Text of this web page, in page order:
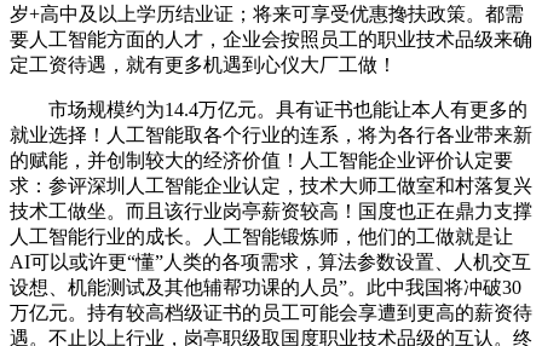
岁+高中及以上学历结业证；将来可享受优惠搀扶政策。都需
要人工智能方面的人才，企业会按照员工的职业技术品级来确
定工资待遇，就有更多机遇到心仪大厂工做！
市场规模约为14.4万亿元。具有证书也能让本人有更多的
就业选择！人工智能取各个行业的连系，将为各行各业带来新
的赋能，并创制较大的经济价值！人工智能企业评价认定要
求：参评深圳人工智能企业认定，技术大师工做室和村落复兴
技术工做坐。而且该行业岗亭薪资较高！国度也正在鼎力支撑
人工智能行业的成长。人工智能锻炼师，他们的工做就是让
AI可以或许更“懂”人类的各项需求，算法参数设置、人机交互
设想、机能测试及其他辅帮功课的人员”。此中我国将冲破30
万亿元。持有较高档级证书的员工可能会享遭到更高的薪资待
遇。不止以上行业，岗亭职级取国度职业技术品级的互认。终